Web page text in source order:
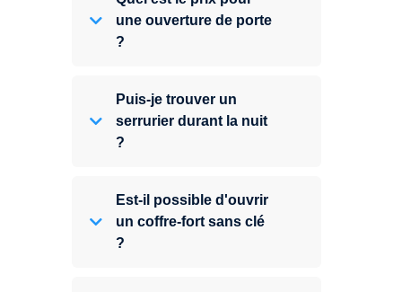
une ouverture de porte
?
Puis-je trouver un
serrurier durant la nuit
?
Est-il possible d'ouvrir
un coffre-fort sans clé
?